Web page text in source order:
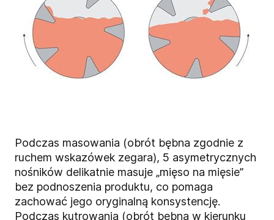
Podczas masowania (obrót bębna zgodnie z
ruchem wskazówek zegara), 5 asymetrycznych
nośników delikatnie masuje „mięso na mięsie”
bez podnoszenia produktu, co pomaga
zachować jego oryginalną konsystencję.
Podczas kutrowania (obrót bębna w kierunku